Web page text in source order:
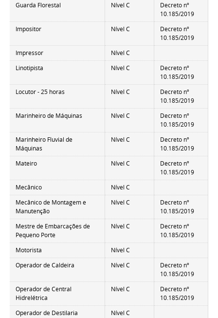
Guarda Florestal
Nível C
Decreto nº
10.185/2019
Impositor
Nível C
Decreto nº
10.185/2019
Impressor
Nível C
Linotipista
Nível C
Decreto nº
10.185/2019
Locutor - 25 horas
Nível C
Decreto nº
10.185/2019
Marinheiro de Máquinas
Nível C
Decreto nº
10.185/2019
Marinheiro Fluvial de
Máquinas
Nível C
Decreto nº
10.185/2019
Mateiro
Nível C
Decreto nº
10.185/2019
Mecânico
Nível C
Mecânico de Montagem e
Manutenção
Nível C
Decreto nº
10.185/2019
Mestre de Embarcações de
Pequeno Porte
Nível C
Decreto nº
10.185/2019
Motorista
Nível C
Operador de Caldeira
Nível C
Decreto nº
10.185/2019
Operador de Central
Hidrelétrica
Nível C
Decreto nº
10.185/2019
Operador de Destilaria
Nível C